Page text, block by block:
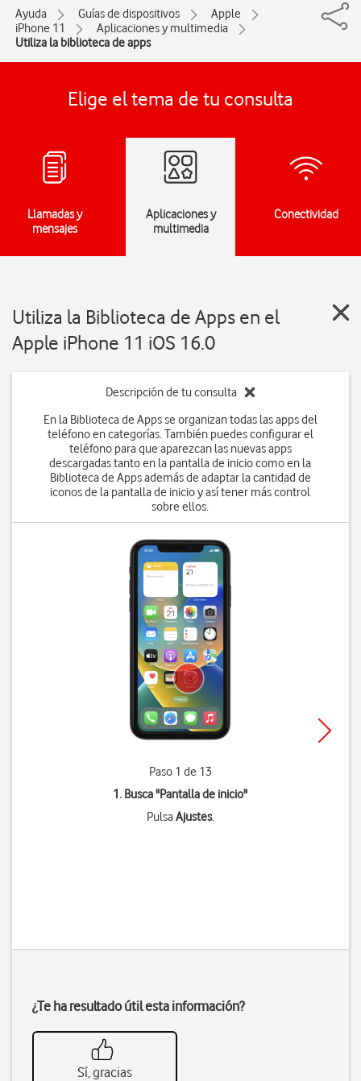
Ayuda Guías de dispositivos
Apple
iPhone 11
Aplicaciones y multimedia
Utiliza la biblioteca de apps
Elige el tema de tu consulta
Llamadas y
mensajes
Aplicaciones y
multimedia
Conectividad
Utiliza la Biblioteca de Apps en el
Apple iPhone 11 iOS 16.0
Descripción de tu consulta
En la Biblioteca de Apps se organizan todas las apps del
teléfono en categorías. También puedes configurar el
teléfono para que aparezcan las nuevas apps
descargadas tanto en la pantalla de inicio como en la
Biblioteca de Apps además de adaptar la cantidad de
iconos de la pantalla de inicio y así tener más control
sobre ellos.
Paso 1 de 13
1. Busca "Pantalla de inicio"
PulsaAjustes.
¿Te ha resultado útil esta información?
Sí, gracias